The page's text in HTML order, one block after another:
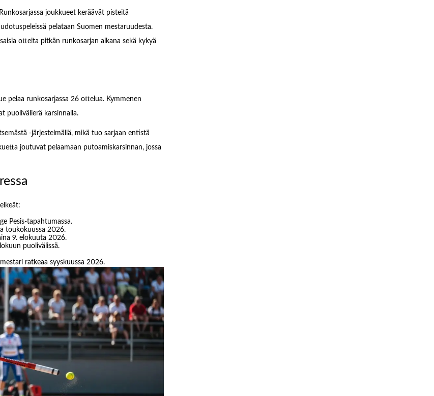
joukkueet keräävät pisteitä
pelataan Suomen mestaruudesta.
otteita pitkän runkosarjan aikana sekä kykyä
pelaa runkosarjassa 26 ottelua. Kymmenen
puolivälierä karsinnalla.
-järjestelmällä, mikä tuo sarjaan entistä
joutuvat pelaamaan putoamiskarsinnan, jossa
Pesis-tapahtumassa.
toukokuussa 2026.
9. elokuuta 2026.
puolivälissä.
ratkeaa syyskuussa 2026.